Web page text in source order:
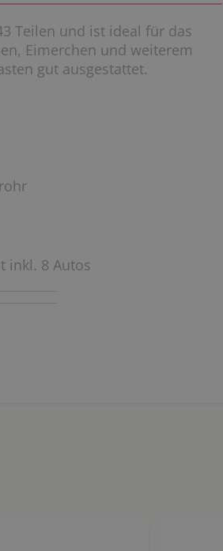
Teilen und ist ideal für das
Eimerchen und weiterem
gut ausgestattet.
inkl. 8 Autos